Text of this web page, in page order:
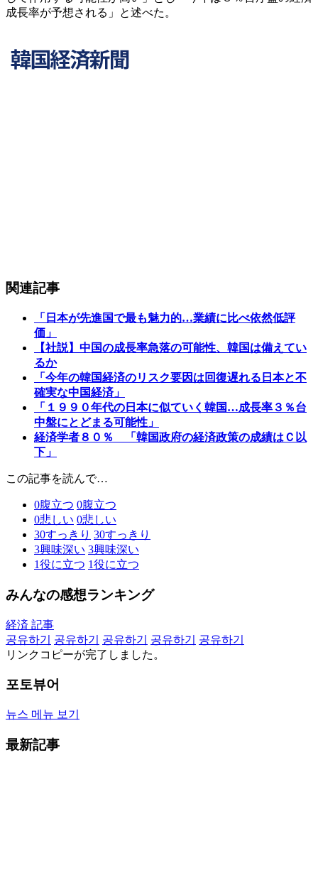
成長率が予想される」と述べた。
関連記事
「日本が先進国で最も魅力的…業績に比べ依然低評
価」
【社説】中国の成長率急落の可能性、韓国は備えてい
るか
「今年の韓国経済のリスク要因は回復遅れる日本と不
確実な中国経済」
「１９９０年代の日本に似ていく韓国…成長率３％台
中盤にとどまる可能性」
経済学者８０％ 「韓国政府の経済政策の成績はＣ以
下」
この記事を読んで…
0腹立つ 0腹立つ
0悲しい 0悲しい
30すっきり 30すっきり
3興味深い 3興味深い
1役に立つ 1役に立つ
みんなの感想ランキング
経済 記事
공유하기
공유하기 공유하기 공유하기
공유하기
リンクコピーが完了しました。
포토뷰어
뉴스 메뉴 보기
最新記事